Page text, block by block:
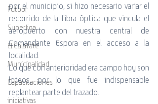
Futbol
Superliga
El Calafate
Municipalidad
Capacitaciones
iniciativas
por el municipio, si hizo necesario variar el
recorrido de la fibra óptica que vincula el
aeropuerto con nuestra central de
Comandante Espora en el acceso a la
localidad.
Lo que con anterioridad era campo hoy son
loteos, por lo que fue indispensable
replantear parte del trazado.